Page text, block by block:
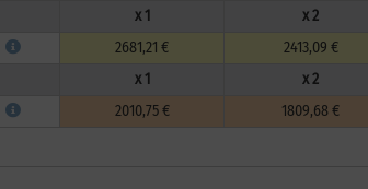
x 1 x 2
2681,21 € 2413,09 €
x 1 x 2
2010,75 € 1809,68 €